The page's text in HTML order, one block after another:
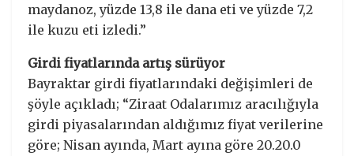
maydanoz, yüzde 13,8 ile dana eti ve yüzde 7,2
ile kuzu eti izledi.”
Girdi fiyatlarında artış sürüyor
Bayraktar girdi fiyatlarındaki değişimleri de
şöyle açıkladı; “Ziraat Odalarımız aracılığıyla
girdi piyasalarından aldığımız fiyat verilerine
göre; Nisan ayında, Mart ayına göre 20.20.0